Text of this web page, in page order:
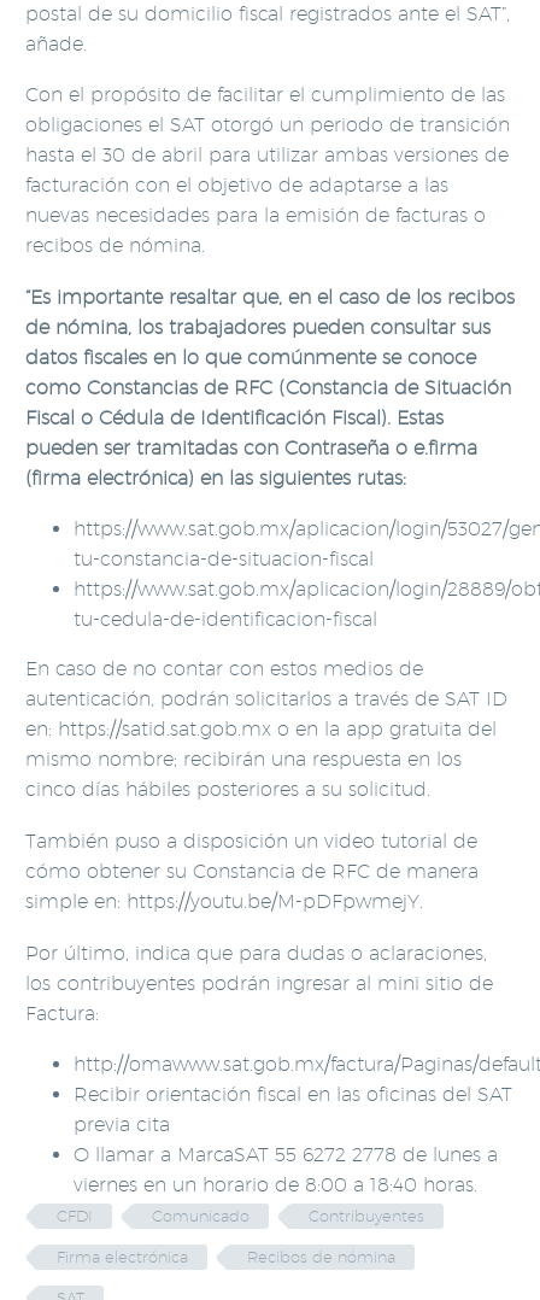
postal de su domicilio fiscal registrados ante el SAT”,
añade.
Con el propósito de facilitar el cumplimiento de las
obligaciones el SAT otorgó un periodo de transición
hasta el 30 de abril para utilizar ambas versiones de
facturación con el objetivo de adaptarse a las
nuevas necesidades para la emisión de facturas o
recibos de nómina.
“Es importante resaltar que, en el caso de los recibos
de nómina, los trabajadores pueden consultar sus
datos fiscales en lo que comúnmente se conoce
como Constancias de RFC (Constancia de Situación
Fiscal o Cédula de Identificación Fiscal). Estas
pueden ser tramitadas con Contraseña o e.firma
(firma electrónica) en las siguientes rutas:
https://www.sat.gob.mx/aplicacion/login/53027/
tu-constancia-de-situacion-fiscal
https://www.sat.gob.mx/aplicacion/login/28889/
tu-cedula-de-identificacion-fiscal
En caso de no contar con estos medios de
autenticación, podrán solicitarlos a través de SAT ID
en: https://satid.sat.gob.mx o en la app gratuita del
mismo nombre; recibirán una respuesta en los
cinco días hábiles posteriores a su solicitud.
También puso a disposición un video tutorial de
cómo obtener su Constancia de RFC de manera
simple en: https://youtu.be/M-pDFpwmejY.
Por último, indica que para dudas o aclaraciones,
los contribuyentes podrán ingresar al mini sitio de
Factura:
http://omawww.sat.gob.mx/factura/Paginas/
Recibir orientación fiscal en las oficinas del SAT
previa cita
O llamar a MarcaSAT 55 6272 2778 de lunes a
viernes en un horario de 8:00 a 18:40 horas.
CFDI Comunicado Contribuyentes
Firma electrónica Recibos de nómina